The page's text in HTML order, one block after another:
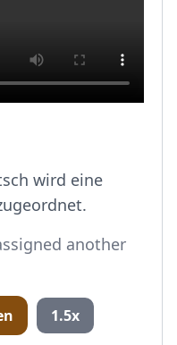
wird eine
another
1.5x